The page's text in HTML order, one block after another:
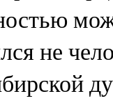
не